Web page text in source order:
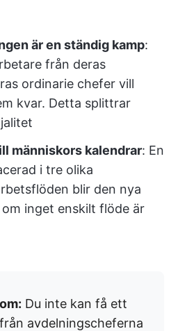
är en ständig kamp:
från deras
ordinarie chefer vill
kvar. Detta splittrar
människors kalendrar: En
i tre olika
blir den nya
inget enskilt flöde är
Du inte kan få ett
avdelningscheferna